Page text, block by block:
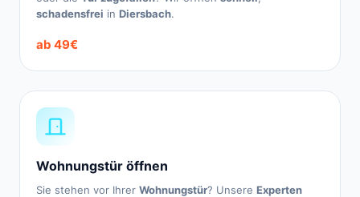
schadensfrei in Diersbach.
ab 49€
Wohnungstür öffnen
Sie stehen vor Ihrer Wohnungstür? Unsere Experten